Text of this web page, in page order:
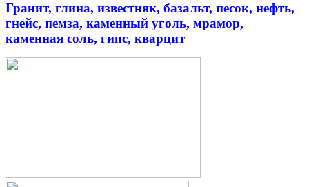
Гранит, глина, известняк, базальт, песок, нефть,
гнейс, пемза, каменный уголь, мрамор,
каменная соль, гипс, кварцит